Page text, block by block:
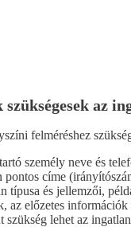
az
felméréshez
személy neve és
pontos címe
típusa és jellemzői,
az előzetes
szükség lehet az